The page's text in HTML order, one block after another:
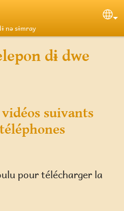
nə sɨmray
dɨ dwe
suivants
pour télécharger la